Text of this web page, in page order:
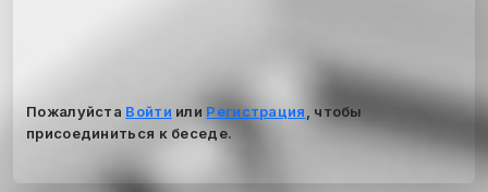
Пожалуйста Войти или Регистрация
, чтобы
присоединиться к беседе.